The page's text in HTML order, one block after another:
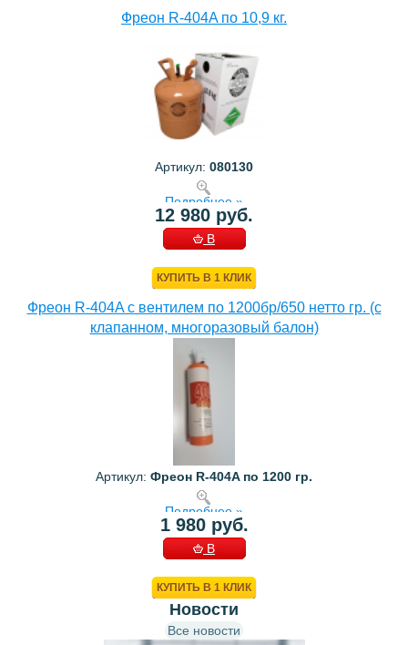
Фреон R-404A по 10,9 кг.
Артикул: 080130
Подробнее »
12 980 руб.
В
КУПИТЬ В 1 КЛИК
Фреон R-404A с вентилем по 1200бр/650 нетто гр. (с
клапанном, многоразовый балон)
Артикул: Фреон R-404A по 1200 гр.
Подробнее »
1 980 руб.
В
КУПИТЬ В 1 КЛИК
Новости
Все новости